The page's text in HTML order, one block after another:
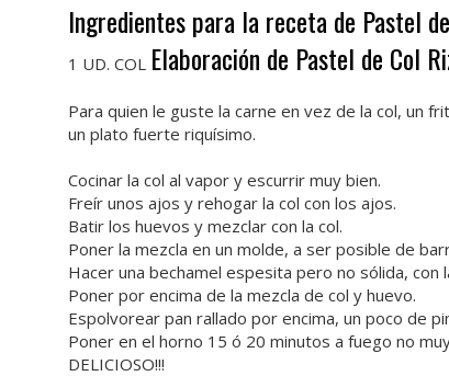
Ingredientes para la receta de Pastel
1 UD. COL Elaboración de Pastel de Col
Para quien le guste la carne en vez de la col, un
un plato fuerte riquísimo.
Cocinar la col al vapor y escurrir muy bien.
Freír unos ajos y rehogar la col con los ajos.
Batir los huevos y mezclar con la col.
Poner la mezcla en un molde, a ser posible de
Hacer una bechamel espesita pero no sólida, con
Poner por encima de la mezcla de col y huevo.
Espolvorear pan rallado por encima, un poco de
Poner en el horno 15 ó 20 minutos a fuego no
DELICIOSO!!!